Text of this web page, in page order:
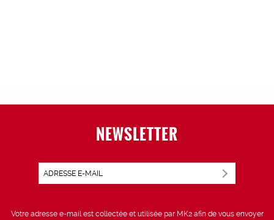
NEWSLETTER
Votre adresse e-mail est collectée et utilisée par MK2 afin de vous envoyer